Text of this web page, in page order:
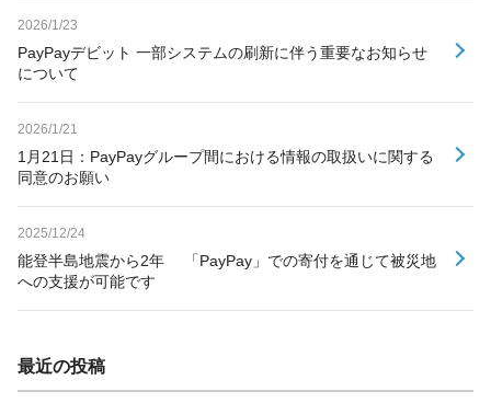
2026/1/23
PayPayデビット 一部システムの刷新に伴う重要なお知らせ
について
2026/1/21
1月21日：PayPayグループ間における情報の取扱いに関する
同意のお願い
2025/12/24
能登半島地震から2年 「PayPay」での寄付を通じて被災地
への支援が可能です
最近の投稿